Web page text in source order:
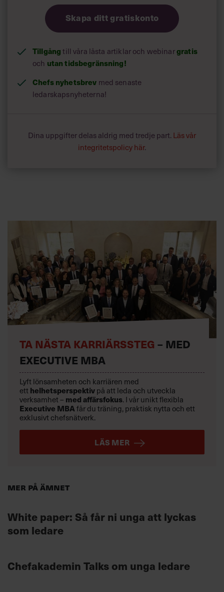
Skapa ditt gratiskonto
Tillgång till våra låsta artiklar och webinargratis
och utan tidsbegränsning!
Chefs nyhetsbrev med senaste
ledarskapsnyheterna!
Dina uppgifter delas aldrig med tredje part. Läs vår
integritetspolicy här.
Mer på ämnet
White paper: Så får ni unga att lyckas
som ledare
Chefakademin Talks om unga ledare
TA NÄSTA KARRIÄRSSTEG – MED
EXECUTIVE MBA
Lyft lönsamheten och karriären med
ett helhetsperspektiv på att leda och utveckla
verksamhet – med affärsfokus. I vår unikt flexibla
Executive MBAfår du träning, praktisk nytta och ett
exklusivt chefsnätverk.
LÄS MER